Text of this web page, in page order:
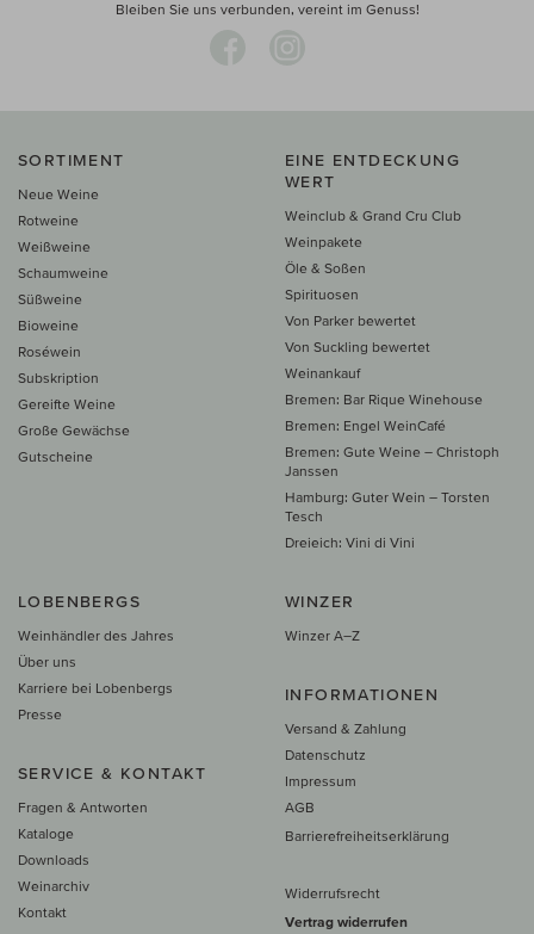
Bleiben Sie uns verbunden, vereint im Genuss!
SORTIMENT
Neue Weine
Rotweine
Weißweine
Schaumweine
Süßweine
Bioweine
Roséwein
Subskription
Gereifte Weine
Große Gewächse
Gutscheine
EINE ENTDECKUNG
WERT
Weinclub & Grand Cru Club
Weinpakete
Öle & Soßen
Spirituosen
Von Parker bewertet
Von Suckling bewertet
Weinankauf
Bremen: Bar Rique Winehouse
Bremen: Engel WeinCafé
Bremen: Gute Weine – Christoph
Janssen
Hamburg: Guter Wein – Torsten
Tesch
Dreieich: Vini di Vini
LOBENBERGS
Weinhändler des Jahres
Über uns
Karriere bei Lobenbergs
Presse
SERVICE & KONTAKT
Fragen & Antworten
Kataloge
Downloads
Weinarchiv
Kontakt
WINZER
Winzer A–Z
INFORMATIONEN
Versand & Zahlung
Datenschutz
Impressum
AGB
Barrierefreiheitserklärung
Widerrufsrecht
Vertrag widerrufen